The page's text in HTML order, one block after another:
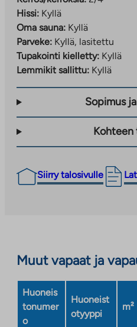
Hissi: Kyllä
Oma sauna: Kyllä
Parveke: Kyllä, lasitettu
Tupakointi kielletty: Kyllä
Lemmikit sallittu: Kyllä
Sopimus
Siirry talosivulle
Muut vapaat ja
Huoneis
tonumer
o
Huoneist
otyyppi
m²